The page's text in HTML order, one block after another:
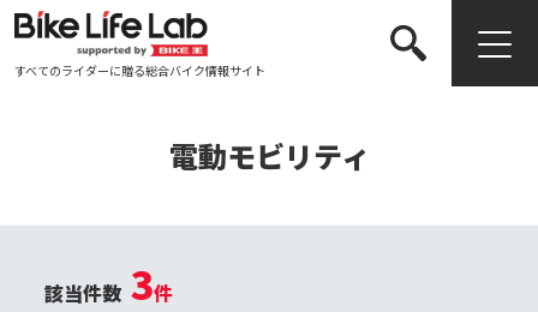
すべてのライダーに贈る総合バイク情報サイト
電動モビリティ
該当件数 3件